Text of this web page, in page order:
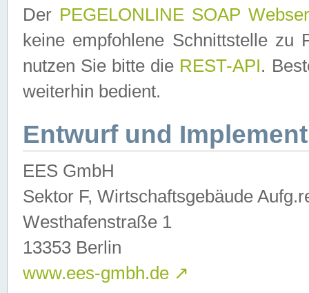
Der PEGELONLINE SOAP
keine empfohlene Schnittstelle zu
nutzen Sie bitte die REST-API.
weiterhin bedient.
Entwurf und
EES GmbH
Sektor F, Wirtschaftsgebäude
Westhafenstraße 1
13353 Berlin
www.ees-gmbh.de ↗